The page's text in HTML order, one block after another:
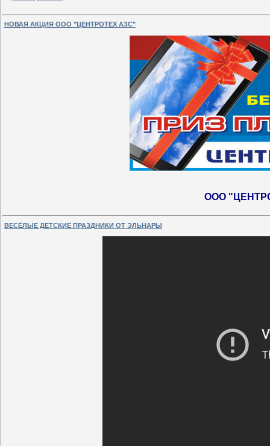
НОВАЯ АКЦИЯ ООО "ЦЕНТРОТЕХ АЗС"
ООО
ВЕСЁЛЫЕ ДЕТСКИЕ ПРАЗДНИКИ ОТ ЭЛЬНАРЫ